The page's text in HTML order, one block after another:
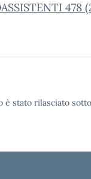
478
è stato rilasciato